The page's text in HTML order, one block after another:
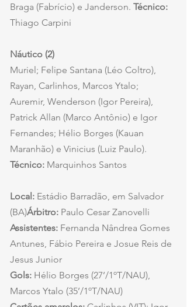
Braga (Fabrício) e Janderson. Técnico:
Thiago Carpini
Náutico (2)
Muriel; Felipe Santana (Léo Coltro),
Rayan, Carlinhos, Marcos Ytalo;
Auremir, Wenderson (Igor Pereira),
Patrick Allan (Marco Antônio) e Igor
Fernandes; Hélio Borges (Kauan
Maranhão) e Vinicius (Luiz Paulo).
Técnico: Marquinhos Santos
Local: Estádio Barradão, em Salvador
(BA)Árbitro: Paulo Cesar Zanovelli
Assistentes: Fernanda Nândrea Gomes
Antunes, Fábio Pereira e Josue Reis de
Jesus Junior
Gols: Hélio Borges (27’/1ºT/NAU),
Marcos Ytalo (35’/1ºT/NAU)